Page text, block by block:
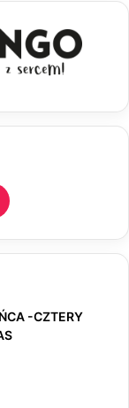
T
i
T
o
-CZTERY